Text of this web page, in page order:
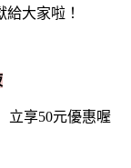
大家啦！
立享50元優惠喔